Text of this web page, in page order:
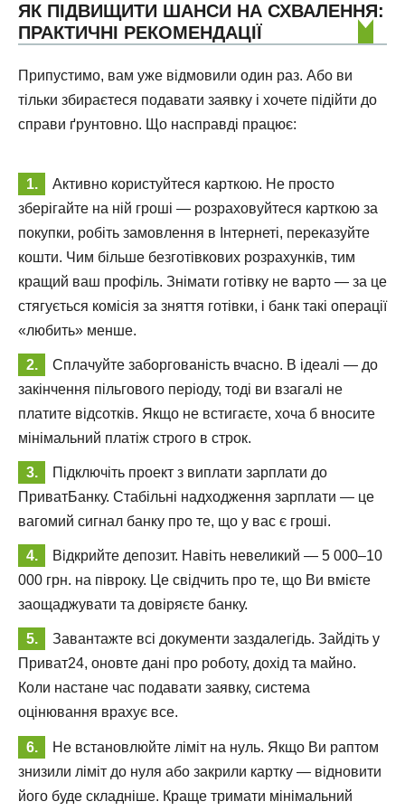
ЯК ПІДВИЩИТИ ШАНСИ НА СХВАЛЕННЯ:
ПРАКТИЧНІ РЕКОМЕНДАЦІЇ
Припустимо, вам уже відмовили один раз. Або ви
тільки збираєтеся подавати заявку і хочете підійти до
справи ґрунтовно. Що насправді працює:
Активно користуйтеся карткою. Не просто
зберігайте на ній гроші — розраховуйтеся карткою за
покупки, робіть замовлення в Інтернеті, переказуйте
кошти. Чим більше безготівкових розрахунків, тим
кращий ваш профіль. Знімати готівку не варто — за це
стягується комісія за зняття готівки, і банк такі операції
«любить» менше.
Сплачуйте заборгованість вчасно. В ідеалі — до
закінчення пільгового періоду, тоді ви взагалі не
платите відсотків. Якщо не встигаєте, хоча б вносите
мінімальний платіж строго в строк.
Підключіть проект з виплати зарплати до
ПриватБанку. Стабільні надходження зарплати — це
вагомий сигнал банку про те, що у вас є гроші.
Відкрийте депозит. Навіть невеликий — 5 000–10
000 грн. на півроку. Це свідчить про те, що Ви вмієте
заощаджувати та довіряєте банку.
Завантажте всі документи заздалегідь. Зайдіть у
Приват24, оновте дані про роботу, дохід та майно.
Коли настане час подавати заявку, система
оцінювання врахує все.
Не встановлюйте ліміт на нуль. Якщо Ви раптом
знизили ліміт до нуля або закрили картку — відновити
його буде складніше. Краще тримати мінімальний